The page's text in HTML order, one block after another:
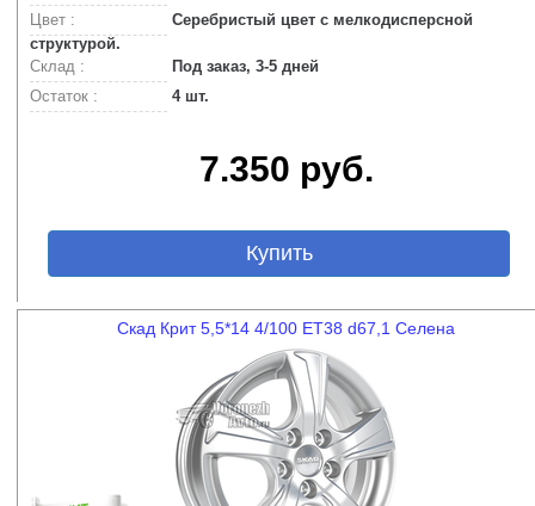
Цвет :
Серебристый цвет с мелкодисперсной
структурой.
Склад :
Под заказ, 3-5 дней
Остаток :
4 шт.
7.350 руб.
Купить
Скад Крит 5,5*14 4/100 ET38 d67,1 Селена